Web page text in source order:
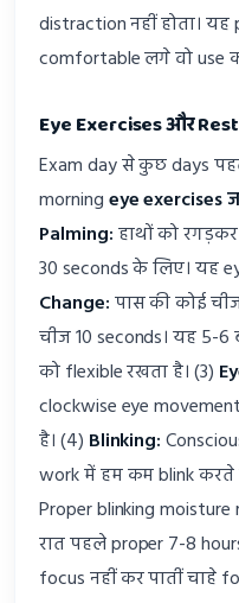
distraction नहीं होता।
comfortable लगे वो use
Eye Exercises और Rest
Exam day से कुछ days
morningeye exercises
Palming:हाथों को
30 seconds के लिए। यह
Change:पास की कोई
चीज 10 seconds। यह 5-6
को flexible रखता है। (3)
clockwise eye
है। (4) Blinking:
work में हम कम blink करते
Proper blinking
रात पहले proper 7-8
focus नहीं कर पातीं चाहे